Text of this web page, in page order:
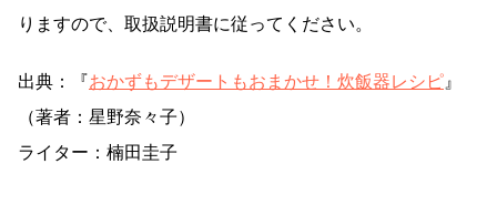
りますので、取扱説明書に従ってください。
出典：『おかずもデザートもおまかせ！炊飯器レシピ』
（著者：星野奈々子）
ライター：楠田圭子